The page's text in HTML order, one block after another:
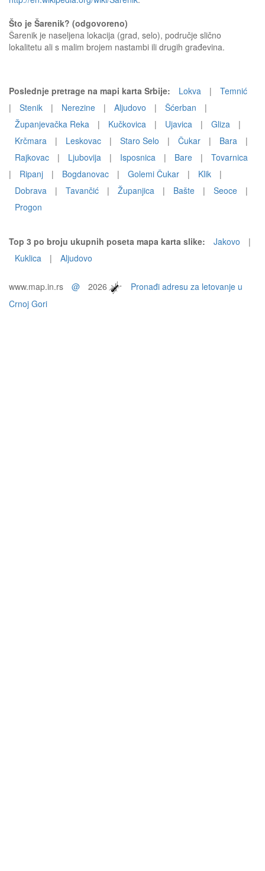
Što je Šarenik? (odgovoreno)
Šarenik je naseljena lokacija (grad, selo), područje slično
lokalitetu ali s malim brojem nastambi ili drugih građevina.
Poslednje pretrage na mapi karta Srbije: Lokva |
Temnić
|
Stenik | Nerezine | Aljudovo | Šćerban
|
Županjevačka Reka
| Kučkovica | Ujavica | Gliza
|
Krčmara
| Leskovac | Staro Selo | Čukar | Bara
|
Rajkovac
| Ljubovija | Isposnica | Bare |
Tovarnica
|
Ripanj | Bogdanovac | Golemi Čukar | Klik
|
Dobrava
| Tavančić | Županjica | Bašte | Seoce
|
Progon
Top 3 po broju ukupnih poseta mapa karta slike: Jakovo
|
Kuklica
| Aljudovo
www.map.in.rs @ 2026
Pronađi adresu za letovanje u
Crnoj Gori